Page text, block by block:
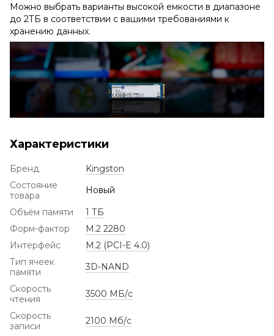
Можно выбрать варианты высокой емкости в диапазоне
до 2ТБ в соответствии с вашими требованиями к
хранению данных.
Характеристики
Бренд
Kingston
Состояние
товара
Новый
Объём памяти
1 ТБ
Форм-фактор
M.2 2280
Интерфейс
M.2 (PCI-E 4.0)
Тип ячеек
памяти
3D-NAND
Скорость
чтения
3500 МБ/с
Скорость
записи
2100 Мб/с